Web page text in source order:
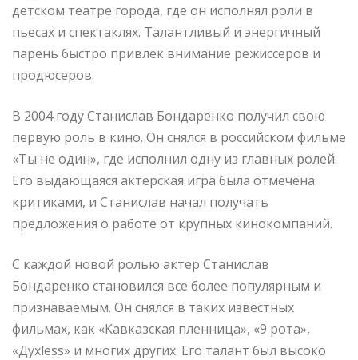
детском театре города, где он исполнял роли в
пьесах и спектаклях. Талантливый и энергичный
парень быстро привлек внимание режиссеров и
продюсеров.
В 2004 году Станислав Бондаренко получил свою
первую роль в кино. Он снялся в российском фильме
«Ты не один», где исполнил одну из главных ролей.
Его выдающаяся актерская игра была отмечена
критиками, и Станислав начал получать
предложения о работе от крупных кинокомпаний.
С каждой новой ролью актер Станислав
Бондаренко становился все более популярным и
признаваемым. Он снялся в таких известных
фильмах, как «Кавказская пленница», «9 рота»,
«Духless» и многих других. Его талант был высоко